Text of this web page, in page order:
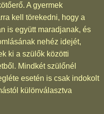
A gyermek
kell törekedni, hogy a
is együtt maradjanak, és
nehéz idejét,
ki a szülők közötti
Mindkét szülőnél
esetén is csak indokolt
különválasztva